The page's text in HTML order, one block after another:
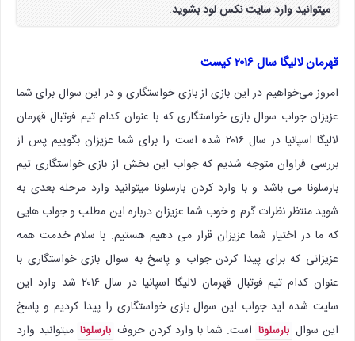
میتوانید وارد سایت نکس لود بشوید.
قهرمان لالیگا سال ۲۰۱۶ کیست
امروز می‌خواهیم در این بازی از بازی خواستگاری و در این سوال برای شما
عزیزان جواب سوال بازی خواستگاری که با عنوان کدام تیم فوتبال قهرمان
لالیگا اسپانیا در سال ۲۰۱۶ شده است را برای شما عزیزان بگوییم پس از
بررسی فراوان متوجه شدیم که جواب این بخش از بازی خواستگاری تیم
بارسلونا می باشد و با وارد کردن بارسلونا میتوانید وارد مرحله بعدی به
شوید منتظر نظرات گرم و خوب شما عزیزان درباره این مطلب و جواب هایی
که ما در اختیار شما عزیزان قرار می دهیم هستیم. با سلام خدمت همه
عزیزانی که برای پیدا کردن جواب و پاسخ به سوال بازی خواستگاری با
عنوان کدام تیم فوتبال قهرمان لالیگا اسپانیا در سال ۲۰۱۶ شد وارد این
سایت شده اید جواب این سوال بازی خواستگاری را پیدا کردیم و پاسخ
این سوال بارسلونا است. شما با وارد کردن حروف بارسلونا میتوانید وارد